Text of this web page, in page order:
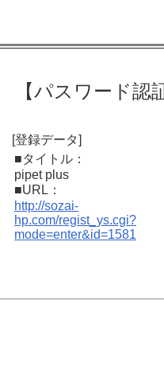
【パスワード認
[登録データ]
■タイトル：
pipet plus
■URL：
http://sozai-
hp.com/regist_ys.cgi?
mode=enter&id=1581